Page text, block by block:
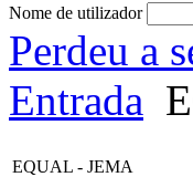
Nome de utilizador
Perdeu a
Entrada
EQUAL - JEMA